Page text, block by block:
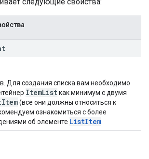
Для создания списка вам необходимо
ItemListкак минимум с двумя
(все они должны относиться к
ознакомиться с более
об элементе ListItem